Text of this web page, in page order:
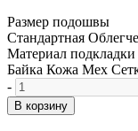
Размер подошвы
Стандартная
Материал подкладки
Байка Кожа Мех
-
В корзину